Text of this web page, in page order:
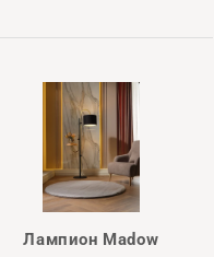
Лампион Madow